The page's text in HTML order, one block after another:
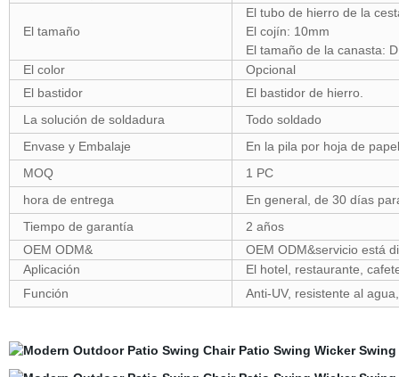
El tamaño
El tubo de hierro de la
El cojín: 10mm
El tamaño de la canasta:
El color
Opcional
El bastidor
El bastidor de hierro.
La solución de soldadura
Todo soldado
Envase y Embalaje
En la pila por hoja de papel
MOQ
1 PC
hora de entrega
En general, de 30 días
Tiempo de garantía
2 años
OEM ODM&
OEM ODM&servicio está
Aplicación
El hotel, restaurante,
Función
Anti-UV, resistente al